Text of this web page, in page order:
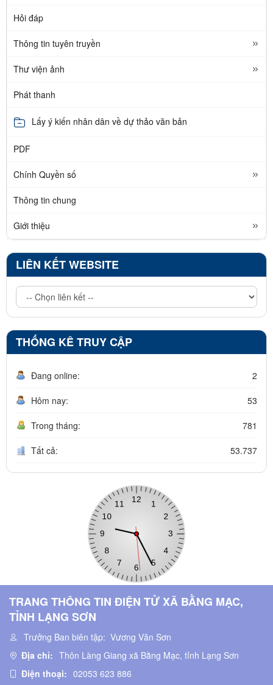
Hỏi đáp
Thông tin tuyên truyền
Thư viện ảnh
Phát thanh
Lấy ý kiến nhân dân về dự thảo văn bản
PDF
Chính Quyền số
Thông tin chung
Giới thiệu
LIÊN KẾT WEBSITE
THỐNG KÊ TRUY CẬP
Đang online: 2
Hôm nay: 53
Trong tháng: 781
Tất cả: 53.737
TRANG THÔNG TIN ĐIỆN TỬ XÃ BẰNG MẠC,
TỈNH LẠNG SƠN
Trưởng Ban biên tập: Vương Văn Sơn
Địa chỉ: Thôn Làng Giang xã Bằng Mạc, tỉnh Lạng Sơn
Điện thoại: 02053 623 886